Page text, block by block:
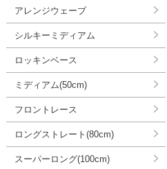
アレンジウェーブ
シルキーミディアム
ロッキンベース
ミディアム(50cm)
フロントレース
ロングストレート(80cm)
スーパーロング(100cm)